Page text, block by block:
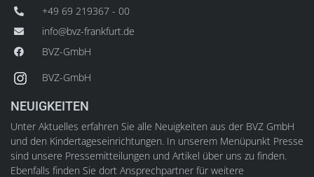
+49 69 219367 - 00
info@bvz-frankfurt.de
BVZ-GmbH
BVZ-GmbH
NEUIGKEITEN
Unter Aktuelles erfahren Sie alle Neuigkeiten aus der BVZ GmbH
und den Kindertageseinrichtungen. In unserem Menüpunkt Presse
sind unsere Pressemitteilungen und Artikel über uns zu finden.
Ebenfalls finden Sie dort Ansprechpartner für weitere